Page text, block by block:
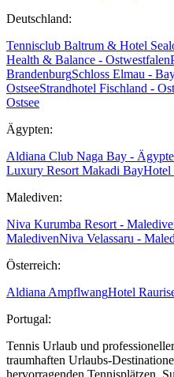
Deutschland:
Tennisclub Baltrum & Hotel
Health & Balance - Ostwestfalen
BrandenburgSchloss Elmau -
OstseeStrandhotel Fischland -
Ostsee
Ägypten:
Aldiana Club Naga Bay -
Luxury Resort Makadi BayHotel
Malediven:
Niva Kurumba Resort -
MaledivenNiva Velassaru -
Österreich:
Aldiana AmpflwangHotel
Portugal:
Tennis Urlaub und
traumhaften Urlaubs-